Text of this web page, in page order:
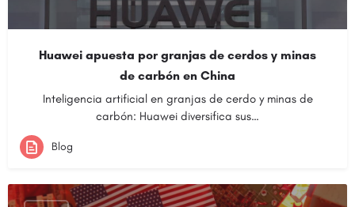
Huawei apuesta por granjas de cerdos y minas
de carbón en China
Inteligencia artificial en granjas de cerdo y minas de
carbón: Huawei diversifica sus…
Blog